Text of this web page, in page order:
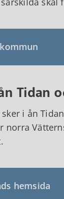
Tidan
i ån
norra
hemsida